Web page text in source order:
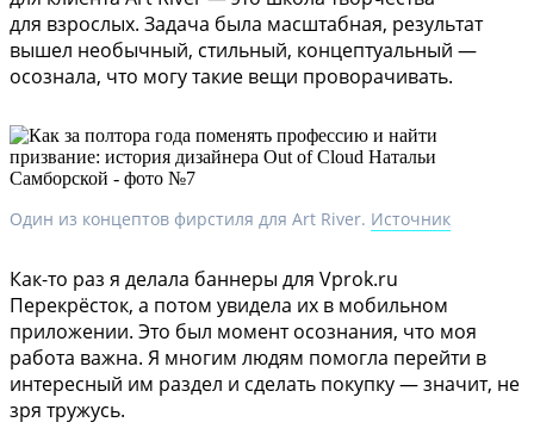
для взрослых. Задача была масштабная, результат
вышел необычный, стильный, концептуальный —
осознала, что могу такие вещи проворачивать.
Один из концептов фирстиля для Art River. Источник
Как-то раз я делала баннеры для Vprok.ru
Перекрёсток, а потом увидела их в мобильном
приложении. Это был момент осознания, что моя
работа важна. Я многим людям помогла перейти в
интересный им раздел и сделать покупку — значит, не
зря тружусь.